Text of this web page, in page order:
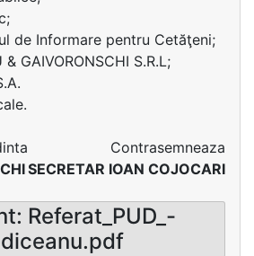
de Informare pentru Cetăţeni;
GAIVORONSCHI S.R.L;
Contrasemneaza
SECRETAR IOAN COJOCARI
Referat_PUD_-